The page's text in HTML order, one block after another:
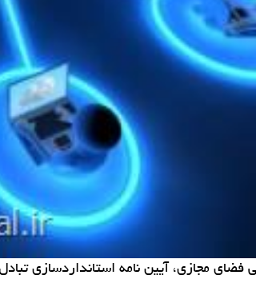
فضای مجازی، آیین نامه استانداردسازی